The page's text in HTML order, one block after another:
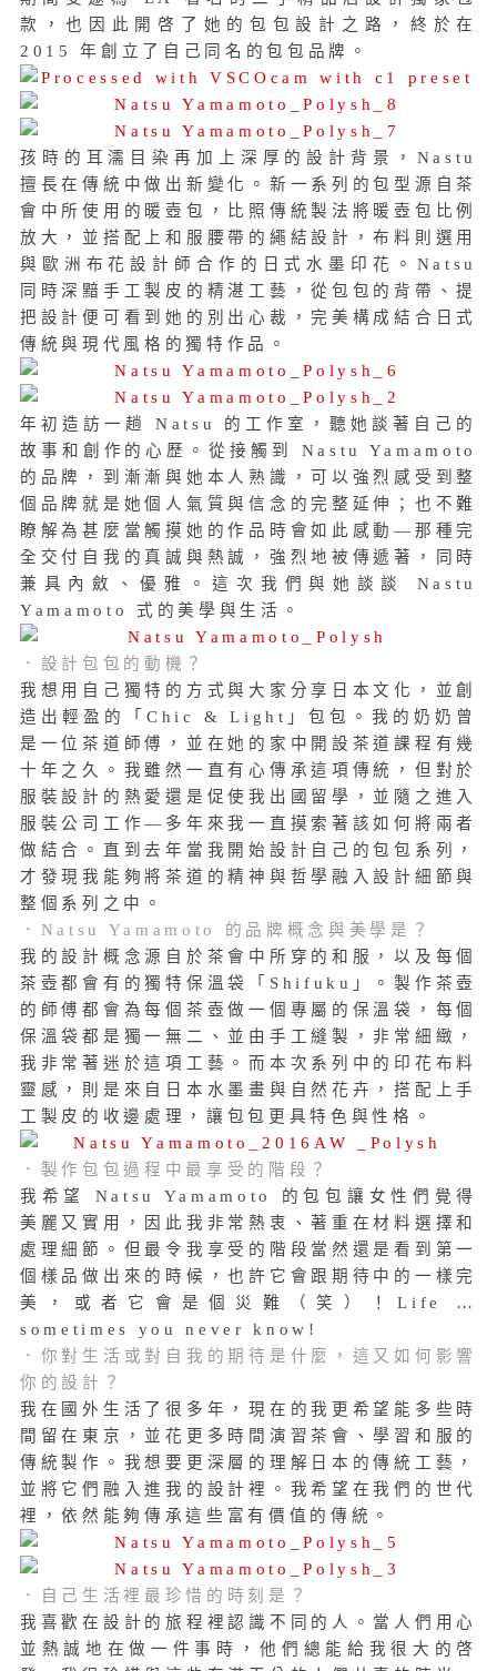
款，也因此開啓了她的包包設計之路，終於在
2015 年創立了自己同名的包包品牌。
孩時的耳濡目染再加上深厚的設計背景，Nastu
擅長在傳統中做出新變化。新一系列的包型源自茶
會中所使用的暖壺包，比照傳統製法將暖壺包比例
放大，並搭配上和服腰帶的繩結設計，布料則選用
與歐洲布花設計師合作的日式水墨印花。Natsu
同時深黯手工製皮的精湛工藝，從包包的背帶、提
把設計便可看到她的別出心裁，完美構成結合日式
傳統與現代風格的獨特作品。
年初造訪一趟 Natsu 的工作室，聽她談著自己的
故事和創作的心歷。從接觸到 Nastu Yamamoto
的品牌，到漸漸與她本人熟識，可以強烈感受到整
個品牌就是她個人氣質與信念的完整延伸；也不難
瞭解為甚麼當觸摸她的作品時會如此感動—那種完
全交付自我的真誠與熱誠，強烈地被傳遞著，同時
兼具內斂、優雅。這次我們與她談談 Nastu
Yamamoto 式的美學與生活。
．設計包包的動機？
我想用自己獨特的方式與大家分享日本文化，並創
造出輕盈的「Chic & Light」包包。我的奶奶曾
是一位茶道師傅，並在她的家中開設茶道課程有幾
十年之久。我雖然一直有心傳承這項傳統，但對於
服裝設計的熱愛還是促使我出國留學，並隨之進入
服裝公司工作—多年來我一直摸索著該如何將兩者
做結合。直到去年當我開始設計自己的包包系列，
才發現我能夠將茶道的精神與哲學融入設計細節與
整個系列之中。
．Natsu Yamamoto 的品牌概念與美學是？
我的設計概念源自於茶會中所穿的和服，以及每個
茶壺都會有的獨特保溫袋「Shifuku」。製作茶壺
的師傅都會為每個茶壺做一個專屬的保溫袋，每個
保溫袋都是獨一無二、並由手工縫製，非常細緻，
我非常著迷於這項工藝。而本次系列中的印花布料
靈感，則是來自日本水墨畫與自然花卉，搭配上手
工製皮的收邊處理，讓包包更具特色與性格。
．製作包包過程中最享受的階段？
我希望 Natsu Yamamoto 的包包讓女性們覺得
美麗又實用，因此我非常熱衷、著重在材料選擇和
處理細節。但最令我享受的階段當然還是看到第一
個樣品做出來的時候，也許它會跟期待中的一樣完
美，或者它會是個災難（笑）！Life …
sometimes you never know!
．你對生活或對自我的期待是什麼，這又如何影響
你的設計？
我在國外生活了很多年，現在的我更希望能多些時
間留在東京，並花更多時間演習茶會、學習和服的
傳統製作。我想要更深層的理解日本的傳統工藝，
並將它們融入進我的設計裡。我希望在我們的世代
裡，依然能夠傳承這些富有價值的傳統。
．自己生活裡最珍惜的時刻是？
我喜歡在設計的旅程裡認識不同的人。當人們用心
並熱誠地在做一件事時，他們總能給我很大的啓